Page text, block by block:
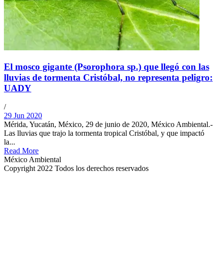
El mosco gigante (Psorophora sp.) que llegó con las
lluvias de tormenta Cristóbal, no representa peligro:
UADY
/
29 Jun 2020
Mérida, Yucatán, México, 29 de junio de 2020, México Ambiental.-
Las lluvias que trajo la tormenta tropical Cristóbal, y que impactó
la...
Read More
México Ambiental
Copyright 2022 Todos los derechos reservados